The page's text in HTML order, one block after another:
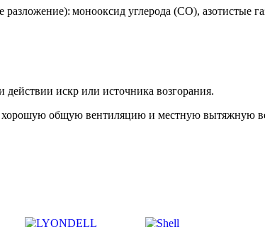
разложение): монооксид углерода (CO), азотистые
искр или источника возгорания.
хорошую общую вентиляцию и местную вытяжную